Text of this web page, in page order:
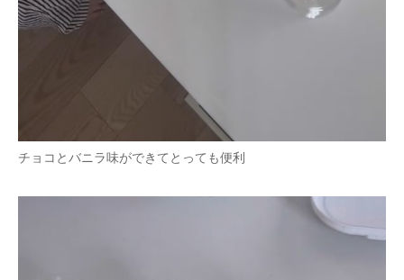
チョコとバニラ味ができてとっても便利